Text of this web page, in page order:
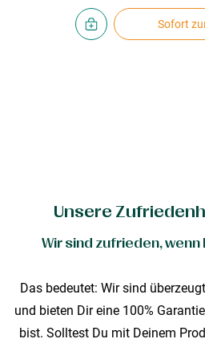
Sofort
Unsere
Wir sind zufrieden,
Das bedeutet: Wir sind
und bieten Dir eine 100%
bist. Solltest Du mit Deinem